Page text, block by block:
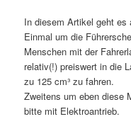
In diesem Artikel geht es
Einmal um die
Menschen mit der
relativ(!) preiswert in die
zu 125 cm³ zu fahren.
Zweitens um eben diese
bitte mit Elektroantrieb.